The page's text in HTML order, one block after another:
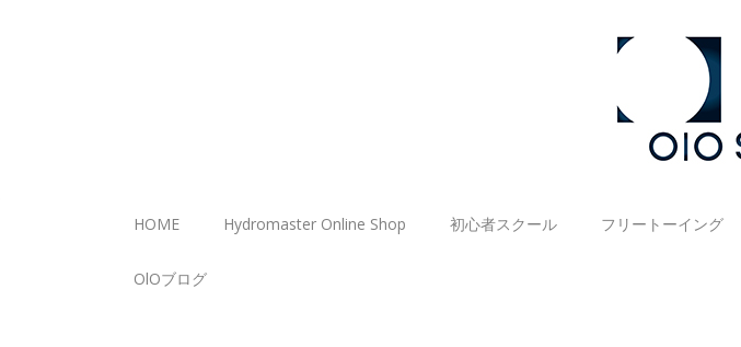
HOME Hydromaster Online Shop 初心者スクール フリートーイング
OlOブログ